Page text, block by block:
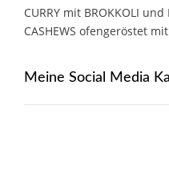
CURRY mit BROKKOLI
CASHEWS ofengeröstet mit
Meine Social Media